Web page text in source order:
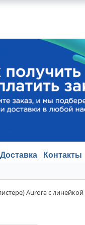
Доставка Контакты
Aurora с линейкой